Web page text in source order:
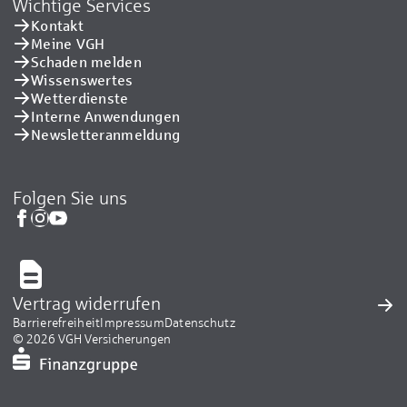
Wichtige Services
Kontakt
Meine VGH
Schaden melden
Wissenswertes
Wetterdienste
Interne Anwendungen
Newsletteranmeldung
Folgen Sie uns
Vertrag widerrufen
BarrierefreiheitImpressumDatenschutz
© 2026 VGH Versicherungen